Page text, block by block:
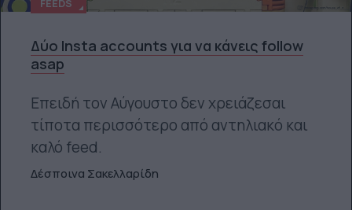
FEEDS
Δύο Insta accounts για να κάνεις follow
asap
Επειδή τον Αύγουστο δεν χρειάζεσαι
τίποτα περισσότερο από αντηλιακό και
καλό feed.
Δέσποινα Σακελλαρίδη